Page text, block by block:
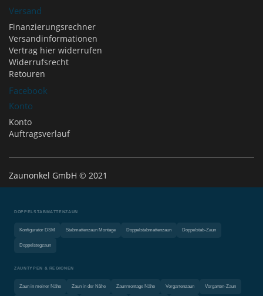
Versand
Finanzierungsrechner
Versandinformationen
Vertrag hier widerrufen
Widerrufsrecht
Retouren
Facebook
Konto
Konto
Auftragsverlauf
Zaunonkel GmbH © 2021
DOPPELSTABMATTENZAUN
Konfigurator DSM Stabmattenzaun Montage Doppelstabmattenzaun Doppelstab-Zaun
Doppelstegzaun
ZAUNTYPEN & REGIONEN
Zaun in meiner Nähe Zaun in der Nähe Zaunmontage Nähe Vorgartenzaun Vorgarten-Zaun